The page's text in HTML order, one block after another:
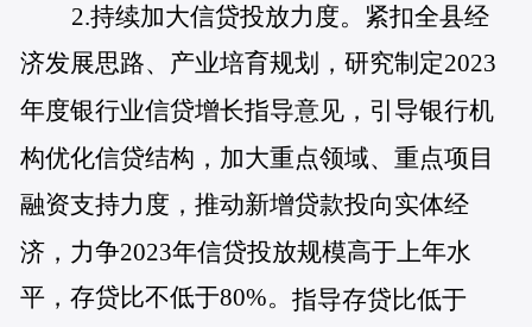
2.持续加大信贷投放力度。紧扣全县经
济发展思路、产业培育规划，研究制定2023
年度银行业信贷增长指导意见，引导银行机
构优化信贷结构，加大重点领域、重点项目
融资支持力度，推动新增贷款投向实体经
济，力争2023年信贷投放规模高于上年水
平，存贷比不低于80%。指导存贷比低于